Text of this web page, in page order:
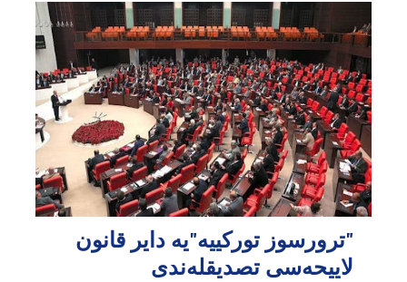
"ترورسوز تورکییه"یه دایر قانون
لاییحه‌سی تصدیقله‌ندی